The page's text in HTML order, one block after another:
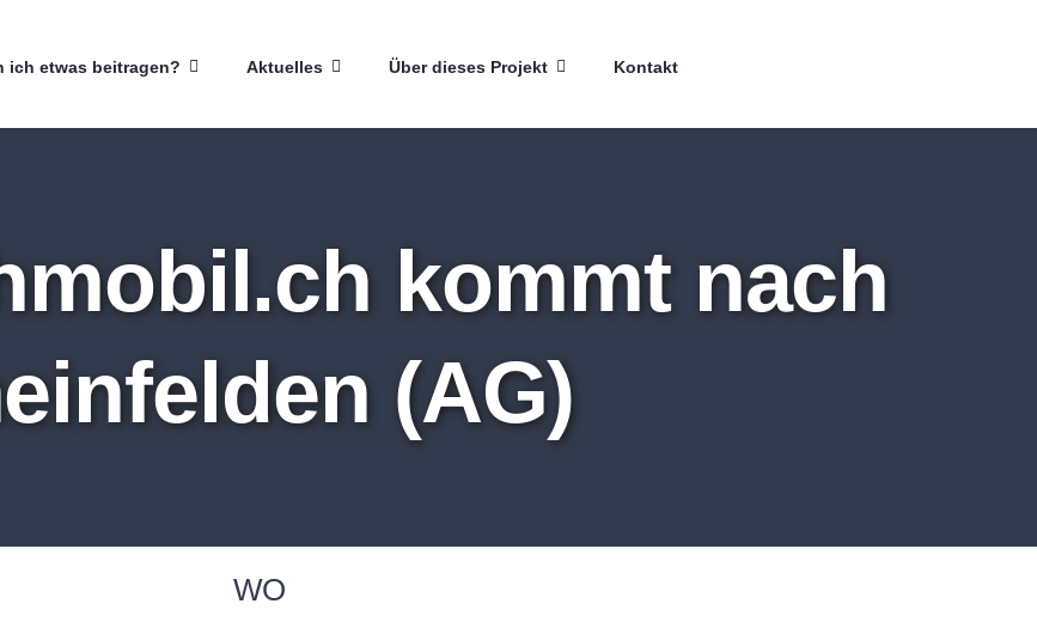
ich etwas beitragen? Aktuelles Über dieses Projekt Kontakt
kommt nach
(AG)
WO